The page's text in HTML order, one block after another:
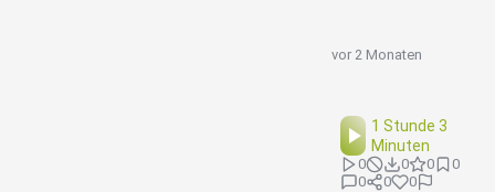
vor 2 Monaten
1 Stunde 3
Minuten
0 0 0
0
0
0 0